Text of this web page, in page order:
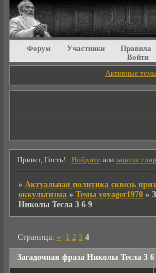
Форум Участники Правила
Войти
Активные темы
Привет, Гость! Войдитеили
» Актуальная политика сквозь
оккультизма » Темы voyager1970 »
Николы Тесла 3 6 9
Загадочная фраза Николы Тесла 3 6
Страница: « 1 2 3 4